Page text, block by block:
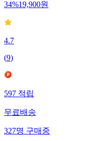
34%19,900원
4.7
(9)
597적립
무료배송
327명구매중